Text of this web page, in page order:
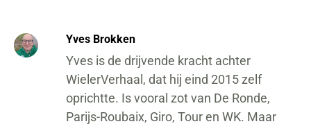
Yves Brokken
Yves is de drijvende kracht achter
WielerVerhaal, dat hij eind 2015 zelf
oprichtte. Is vooral zot van De Ronde,
Parijs-Roubaix, Giro, Tour en WK. Maar